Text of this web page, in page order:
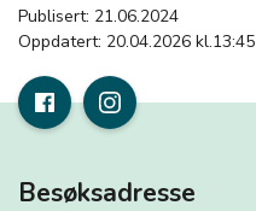
Publisert: 21.06.2024
Oppdatert: 20.04.2026 kl.13:45
Besøksadresse